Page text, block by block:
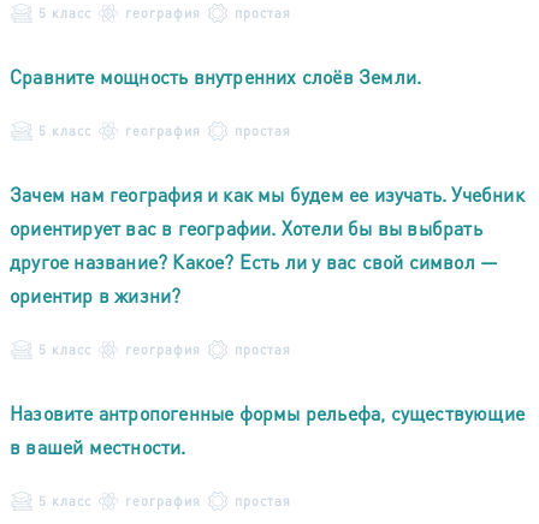
5 класс география простая
Сравните мощность внутренних слоёв Земли.
5 класс география простая
Зачем нам география и как мы будем ее изучать. Учебник
ориентирует вас в географии. Хотели бы вы выбрать
другое название? Какое? Есть ли у вас свой символ —
ориентир в жизни?
5 класс география простая
Назовите антропогенные формы рельефа, существующие
в вашей местности.
5 класс география простая